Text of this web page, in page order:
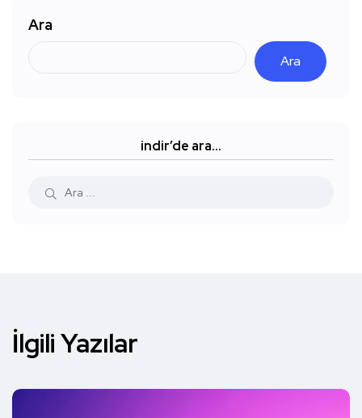
Ara
Ara
indir’de ara…
İlgili Yazılar